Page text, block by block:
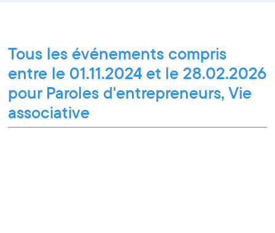
Tous les événements compris
entre le 01.11.2024 et le 28.02.2026
pour Paroles d'entrepreneurs, Vie
associative